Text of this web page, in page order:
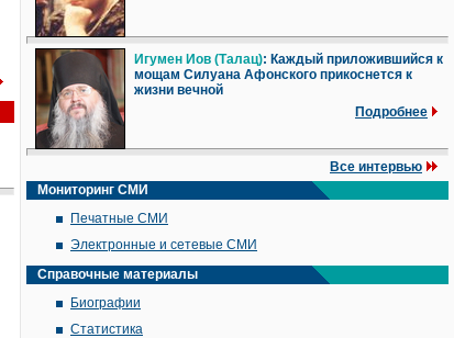
Игумен Иов (Талац): Каждый приложившийся к
мощам Силуана Афонского прикоснется к
жизни вечной
Подробнее
Все интервью
Мониторинг СМИ
Печатные СМИ
Электронные и сетевые СМИ
Справочные материалы
Биографии
Статистика